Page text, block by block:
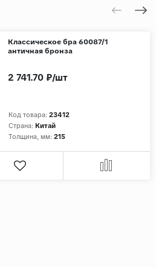
Классическое бра 60087/1
античная бронза
Код товара: 23412
Страна: Китай
Толщина, мм: 215
2 741.70 ₽/шт